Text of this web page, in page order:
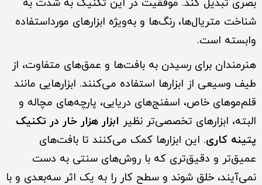
بصری تبدیل کند. موفقیت در این تکنیک به شدت به
شناخت متریال‌ها، رنگ‌ها و به‌ویژه ابزارهای مورداستفاده
وابسته است.
هنرمندان برای رسیدن به بافت‌ها و عمق‌های متفاوت، از
طیف وسیعی از ابزارها استفاده می‌کنند. ابزارهایی مانند
قلم‌موهای خاص، اسفنج‌های دریایی، پارچه‌های مچاله و
البته، ابزارهای تخصصی‌تر نظیر ابزار هزار خار در تکنیک
پتینه کاری. این ابزارها کمک می‌کنند تا بافت‌های
عمیق‌تر و دقیق‌تری که با روش‌های سنتی به دست
نمی‌آیند، خلق شوند و سطح کار را به یک اثر سه‌بعدی و با